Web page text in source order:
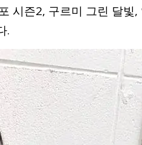
시즌2, 구르미 그린 달빛
.